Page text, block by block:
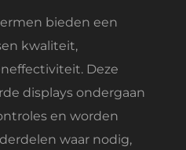
bieden een
kwaliteit,
Deze
displays ondergaan
en worden
waar nodig,